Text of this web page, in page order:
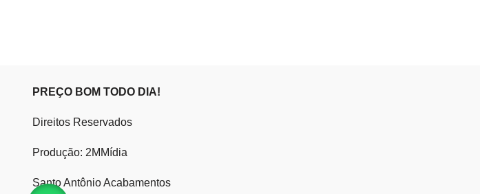
PREÇO BOM TODO DIA!
Direitos Reservados
Produção: 2MMídia
Santo Antônio Acabamentos